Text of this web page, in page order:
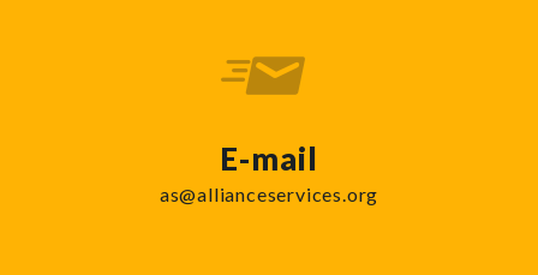
E-mail
as@allianceservices.org